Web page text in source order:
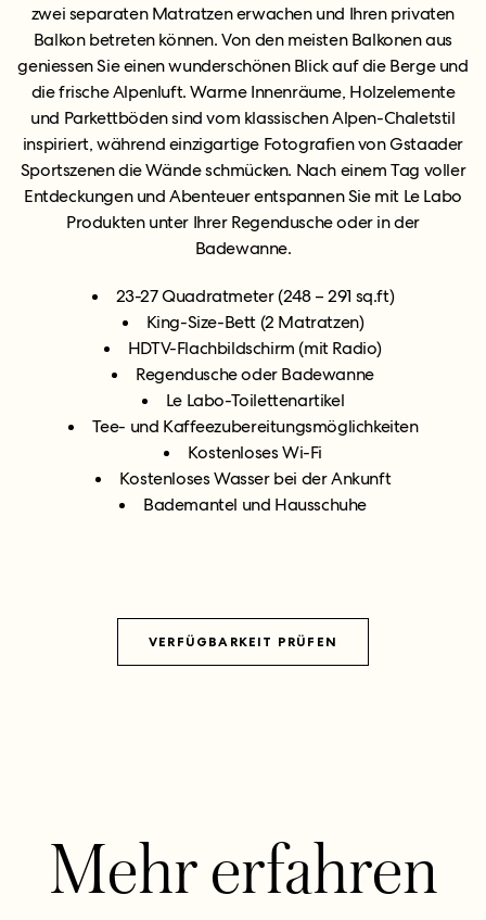
zwei separaten Matratzen erwachen und Ihren privaten
Balkon betreten können. Von den meisten Balkonen aus
geniessen Sie einen wunderschönen Blick auf die Berge und
die frische Alpenluft. Warme Innenräume, Holzelemente
und Parkettböden sind vom klassischen Alpen-Chaletstil
inspiriert, während einzigartige Fotografien von Gstaader
Sportszenen die Wände schmücken. Nach einem Tag voller
Entdeckungen und Abenteuer entspannen Sie mit Le Labo
Produkten unter Ihrer Regendusche oder in der
Badewanne.
23-27 Quadratmeter (248 – 291 sq.ft)
King-Size-Bett (2 Matratzen)
HDTV-Flachbildschirm (mit Radio)
Regendusche oder Badewanne
Le Labo-Toilettenartikel
Tee- und Kaffeezubereitungsmöglichkeiten
Kostenloses Wi-Fi
Kostenloses Wasser bei der Ankunft
Bademantel und Hausschuhe
VERFÜGBARKEIT PRÜFEN
Mehr erfahren